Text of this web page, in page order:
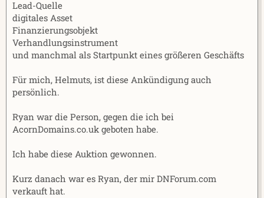
Lead-Quelle
digitales Asset
Finanzierungsobjekt
Verhandlungsinstrument
und manchmal als Startpunkt eines größeren Geschäfts
Für mich, Helmuts, ist diese Ankündigung auch
persönlich.
Ryan war die Person, gegen die ich bei
AcornDomains.co.uk geboten habe.
Ich habe diese Auktion gewonnen.
Kurz danach war es Ryan, der mir DNForum.com
verkauft hat.